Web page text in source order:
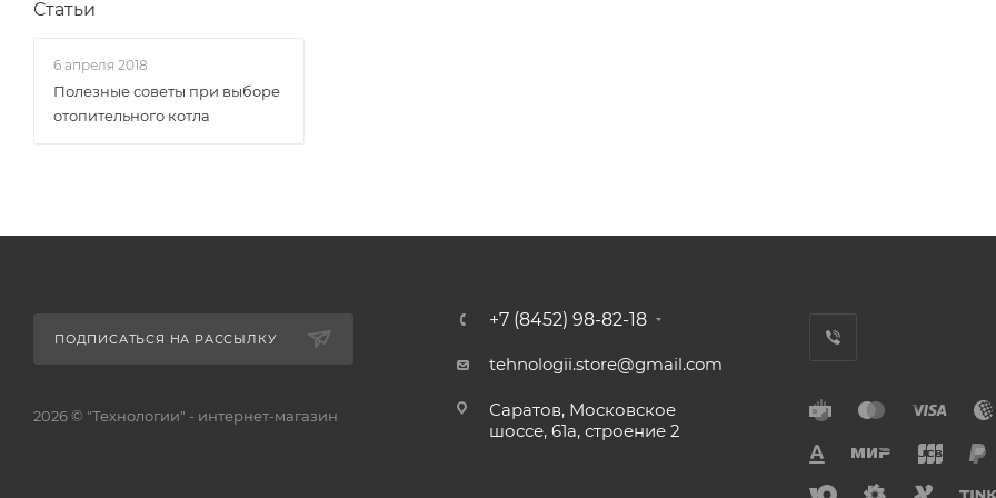
Статьи
6 апреля 2018
Полезные советы при выборе
отопительного котла
ПОДПИСАТЬСЯ НА РАССЫЛКУ
2026 © "Технологии" - интернет-магазин
+7 (8452) 98-82-18
tehnologii.store@gmail.com
Саратов, Московское
шоссе, 61а, строение 2